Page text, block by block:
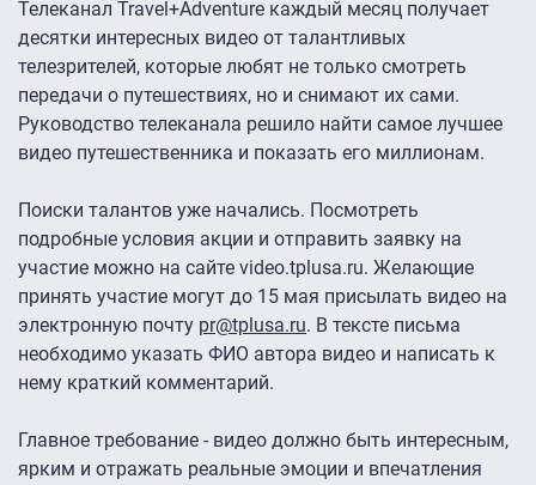
Телеканал Travel+Adventure каждый месяц получает
десятки интересных видео от талантливых
телезрителей, которые любят не только смотреть
передачи о путешествиях, но и снимают их сами.
Руководство телеканала решило найти самое лучшее
видео путешественника и показать его миллионам.
Поиски талантов уже начались. Посмотреть
подробные условия акции и отправить заявку на
участие можно на сайте video.tplusa.ru. Желающие
принять участие могут до 15 мая присылать видео на
электронную почту pr@tplusa.ru. В тексте письма
необходимо указать ФИО автора видео и написать к
нему краткий комментарий.
Главное требование - видео должно быть интересным,
ярким и отражать реальные эмоции и впечатления